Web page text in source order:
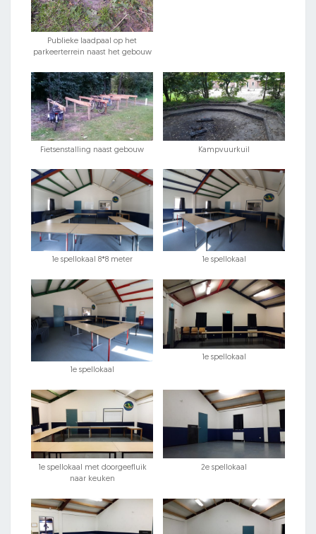
Publieke laadpaal op het
parkeerterrein naast het gebouw
Fietsenstalling naast gebouw Kampvuurkuil
1e spellokaal 8*8 meter 1e spellokaal
1e spellokaal
1e spellokaal
1e spellokaal met doorgeefluik
naar keuken
2e spellokaal